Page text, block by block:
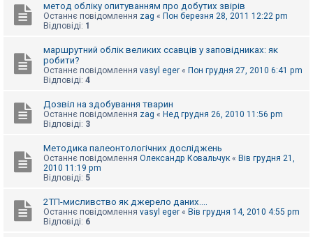
е
ш
метод обліку опитуванням про добутих звірів
Останнє повідомлення zag « Пон березня 28, 2011 12:22 pm
Відповіді: 1
маршрутний облік великих ссавців у заповідниках: як
робити?
Останнє повідомлення vasyl eger « Пон грудня 27, 2010 6:41 pm
Відповіді: 4
Дозвіл на здобування тварин
Останнє повідомлення zag « Нед грудня 26, 2010 11:56 pm
Відповіді: 3
Методика палеонтологічних досліджень
Останнє повідомлення Олександр Ковальчук « Вів грудня 21,
2010 11:19 pm
Відповіді: 5
2ТП-мисливство як джерело даних....
Останнє повідомлення vasyl eger « Вів грудня 14, 2010 4:55 pm
Відповіді: 6